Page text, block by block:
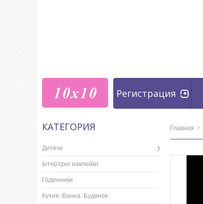
Регистрация
Главная
КАТЕГОРИЯ
Дитяче
Інтер'єрні наклейки
Годинники
Кухня. Ванна. Будинок